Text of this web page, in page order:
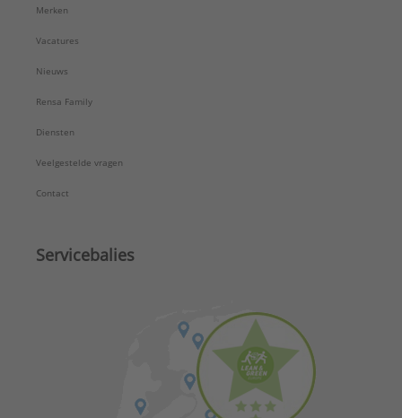
Merken
Vacatures
Nieuws
Rensa Family
Diensten
Veelgestelde vragen
Contact
Servicebalies